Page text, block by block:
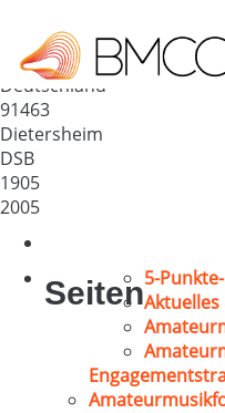
1905
Deutschland
91463
Dietersheim
DSB
1905
2005
Seiten5-